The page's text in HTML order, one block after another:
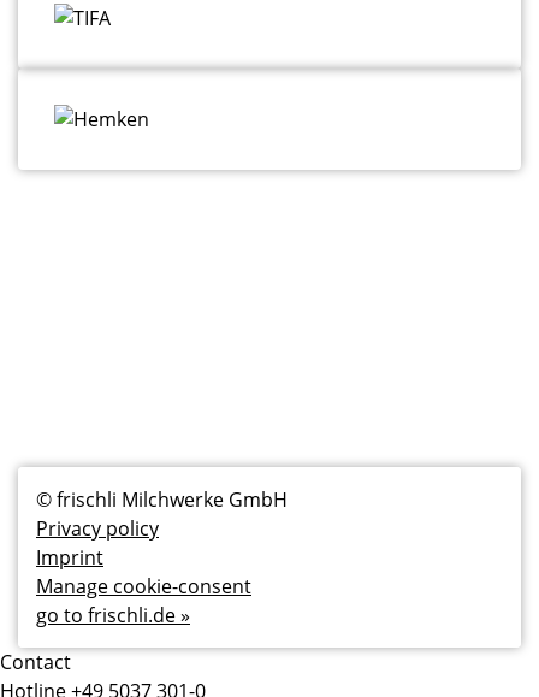
Fußzeilenmenü
© frischli Milchwerke GmbH
Privacy policy
Imprint
Manage cookie-consent
go to frischli.de »
Contact
Hotline +49 5037 301-0